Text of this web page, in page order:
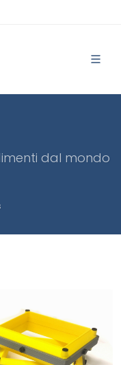
dal mondo